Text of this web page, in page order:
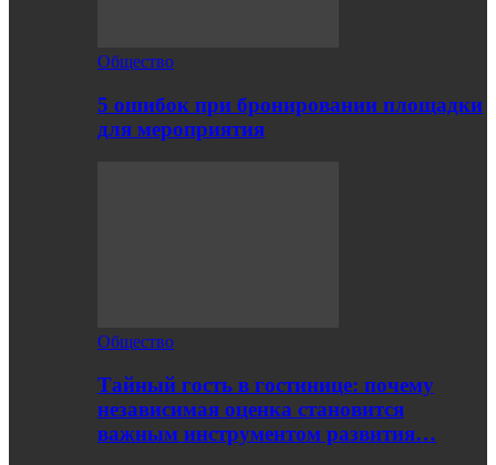
Общество
5 ошибок при бронировании площадки
для мероприятия
Общество
Тайный гость в гостинице: почему
независимая оценка становится
важным инструментом развития…